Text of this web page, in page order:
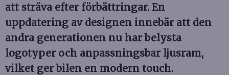
att sträva efter förbättringar. En
uppdatering av designen innebär att den
andra generationen nu har belysta
logotyper och anpassningsbar ljusram,
vilket ger bilen en modern touch.